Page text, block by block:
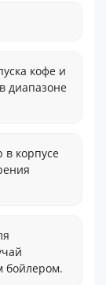
кофе и
диапазоне
корпусе
бойлером.